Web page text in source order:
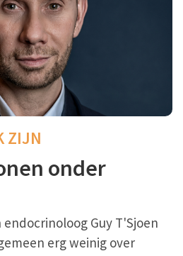
ZIJN
onder
Guy T'Sjoen
erg weinig over